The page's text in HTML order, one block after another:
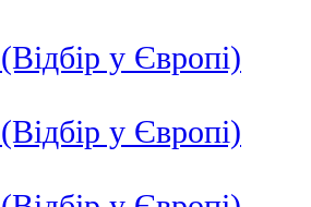
у Європі)
у Європі)